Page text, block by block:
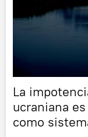
La
ucraniana
como